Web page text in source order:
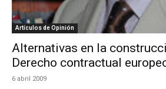
Artículos de Opinión
Alternativas en la
Derecho contractual
6 abril 2009